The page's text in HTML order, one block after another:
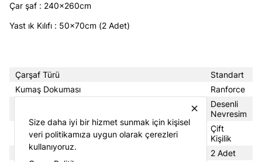
Çar şaf : 240x260cm
Yast ık Kılıfı : 50x70cm (2 Adet)
Çarşaf Türü
Standart
Kumaş Dokuması
Ranforce
Desenli
Nevresim
Çift
Kişilik
Yastık Kılıfı Adedi
2 Adet
close
Size daha iyi bir hizmet sunmak için kişisel
veri politikamıza uygun olarak çerezleri
kullanıyoruz.